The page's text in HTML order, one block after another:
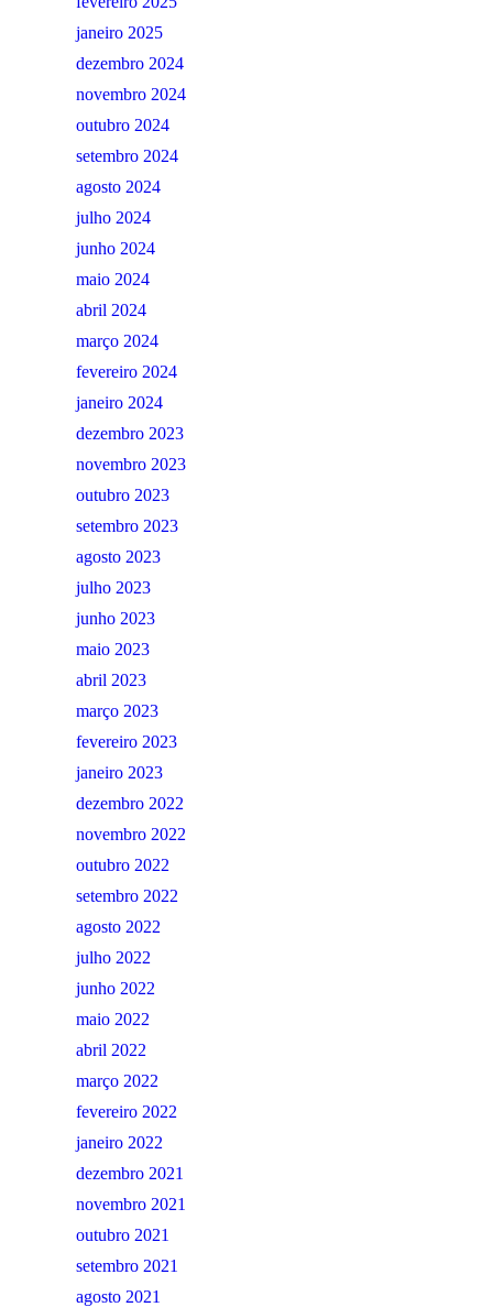
janeiro 2025
dezembro 2024
novembro 2024
outubro 2024
setembro 2024
agosto 2024
julho 2024
junho 2024
maio 2024
abril 2024
março 2024
fevereiro 2024
janeiro 2024
dezembro 2023
novembro 2023
outubro 2023
setembro 2023
agosto 2023
julho 2023
junho 2023
maio 2023
abril 2023
março 2023
fevereiro 2023
janeiro 2023
dezembro 2022
novembro 2022
outubro 2022
setembro 2022
agosto 2022
julho 2022
junho 2022
maio 2022
abril 2022
março 2022
fevereiro 2022
janeiro 2022
dezembro 2021
novembro 2021
outubro 2021
setembro 2021
agosto 2021